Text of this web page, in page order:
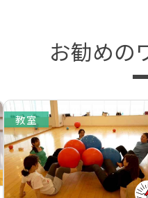
お勧めの
教室